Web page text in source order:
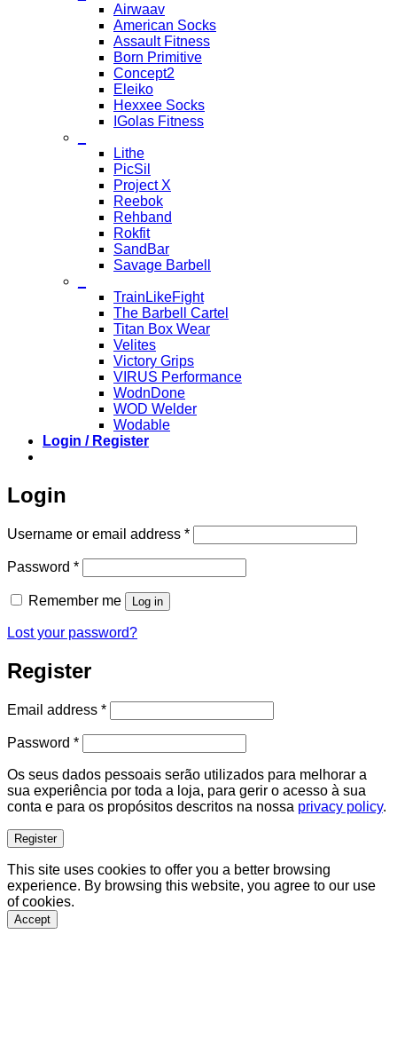
Airwaav
American Socks
Assault Fitness
Born Primitive
Concept2
Eleiko
Hexxee Socks
IGolas Fitness
Lithe
PicSil
Project X
Reebok
Rehband
Rokfit
SandBar
Savage Barbell
TrainLikeFight
The Barbell Cartel
Titan Box Wear
Velites
Victory Grips
VIRUS Performance
WodnDone
WOD Welder
Wodable
Login / Register
Login
Username or email address *Required
Password *Required
Remember me Log in
Lost your password?
Register
Email address *Required
Password *Required
Os seus dados pessoais serão utilizados para melhorar a
sua experiência por toda a loja, para gerir o acesso à sua
conta e para os propósitos descritos na nossa privacy policy.
Register
This site uses cookies to offer you a better browsing
experience. By browsing this website, you agree to our use
of cookies.
Accept